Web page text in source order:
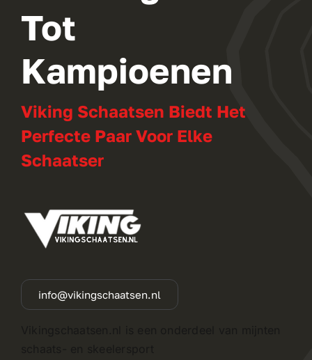
Tot
Kampioenen
Viking Schaatsen Biedt Het
Perfecte Paar Voor Elke
Schaatser
info@vikingschaatsen.nl